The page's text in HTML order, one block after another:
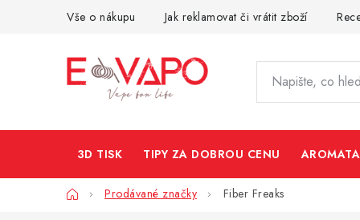
Vše o nákupu Jak reklamovat či vrátit zboží
3D TISK TIPY ZA DOBROU CENU
DomůProdávané značky Fiber Freaks